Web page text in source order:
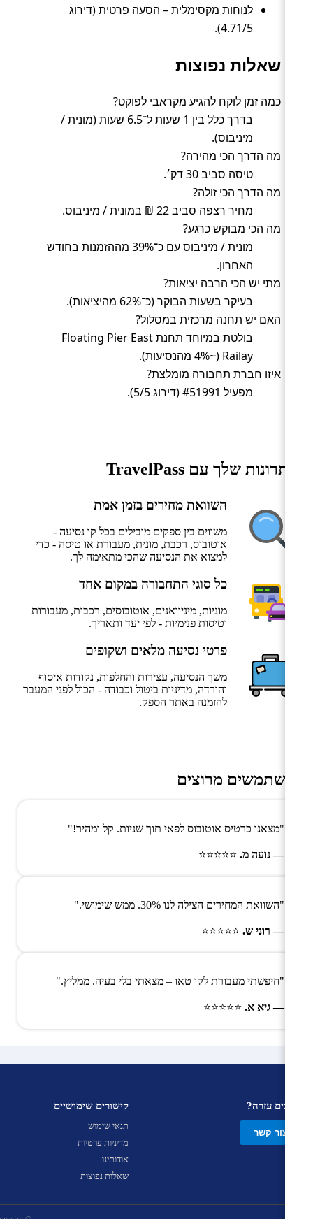
לנוחות מקסימלית – הסעה פרטית (דירוג
4.71/5).
שאלות נפוצות
כמה זמן לוקח להגיע מקראבי לפוקט?
בדרך כלל בין 1 שעות ל־6.5 שעות (מונית /
מיניבוס).
מה הדרך הכי מהירה?
טיסה סביב 30 דק׳.
מה הדרך הכי זולה?
מחיר רצפה סביב 22 ₪ במונית / מיניבוס.
מה הכי מבוקש כרגע?
מונית / מיניבוס עם כ־39% מההזמנות בחודש
האחרון.
מתי יש הכי הרבה יציאות?
בעיקר בשעות הבוקר (כ־62% מהיציאות).
האם יש תחנה מרכזית במסלול?
בולטת במיוחד תחנת Floating Pier East
Railay (~4% מהנסיעות).
איזו חברת תחבורה מומלצת?
מפעיל #51991 (דירוג 5/5).
היתרונות שלך עם TravelPass
השוואת מחירים בזמן אמת
משווים בין ספקים מובילים בכל קו נסיעה -
אוטובוס, רכבת, מונית, מעבורת או טיסה - כדי
למצוא את הנסיעה שהכי מתאימה לך.
כל סוגי התחבורה במקום אחד
מוניות, מיניוואנים, אוטובוסים, רכבות, מעבורות
וטיסות פנימיות - לפי יעד ותאריך.
פרטי נסיעה מלאים ושקופים
משך הנסיעה, עצירות והחלפות, נקודות איסוף
והורדה, מדיניות ביטול וכבודה - הכול לפני המעבר
להזמנה באתר הספק.
משתמשים מרוצים
"מצאנו כרטיס אוטובוס לפאי תוך שניות. קל ומהיר!"
— נועה מ. ⭐⭐⭐⭐⭐
"השוואת המחירים הצילה לנו 30%. ממש שימושי."
— רוני ש. ⭐⭐⭐⭐⭐
"חיפשתי מעבורת לקו טאו – מצאתי בלי בעיה. ממליץ."
— גיא א. ⭐⭐⭐⭐⭐
צריכים עזרה?
צור קשר
קישורים שימושיים
תנאי שימוש
מדיניות פרטיות
אודותינו
שאלות נפוצות